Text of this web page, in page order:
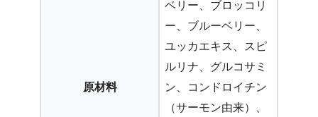
原材料
ベリー、ブロッコリ
ー、ブルーベリー、
ユッカエキス、スピ
ルリナ、グルコサミ
ン、コンドロイチン
（サーモン由来）、